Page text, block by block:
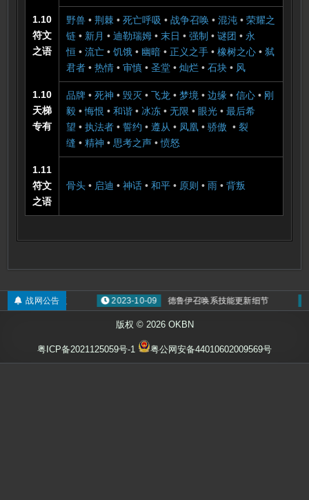
1.10
符文
之语
野兽 •荆棘 •死亡呼吸 •战争召唤 •混沌 •荣耀之
链 • 新月 •迪勒瑞姆 •末日 •强制 •谜团 • 永
恒 •流亡 •饥饿 • 幽暗 •正义之手 •橡树之心 •弑
君者 •热情 •审慎 •圣堂 •灿烂 •石块 • 风
1.10
天梯
专有
品牌 •死神 •毁灭 •飞龙 •梦境 •边缘 •信心 • 刚
毅 •悔恨 •和谐 •冰冻 •无限 • 眼光 •最后希
望 •执法者 •誓约 •遵从 • 凤凰 •骄傲 •裂
缝 •精神 •思考之声 •愤怒
1.11
符文
之语
骨头 • 启迪 •神话 •和平 • 原则 •雨 •背叛
战网公告
环BUG已修复 2023-10-09 德鲁伊召唤系技能更新细节
版权 © 2026 OKBN
粤ICP备2021125059号-1 粤公网安备44010602009569号